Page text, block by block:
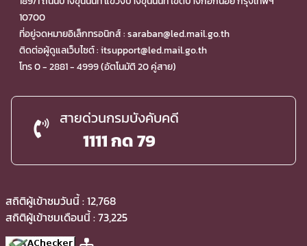
10700
ที่อยู่จดหมายอิเล็กทรอนิกส์ : saraban@led.mail.go.th
ติดต่อผู้ดูแลเว็บไซต์ : itsupport@led.mail.go.th
โทร 0 - 2881 - 4999 (อัตโนมัติ 20 คู่สาย)
สายด่วนกรมบังคับคดี
1111 กด 79
สถิติผู้เข้าชมวันนี้ : 12,768
สถิติผู้เข้าชมเดือนนี้ : 73,225